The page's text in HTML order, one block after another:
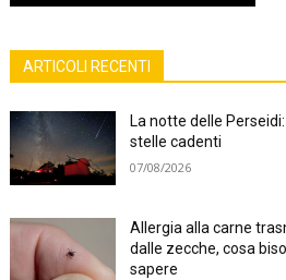
ARTICOLI RECENTI
La notte delle
stelle cadenti
07/08/2026
Allergia alla carne
dalle zecche, cosa
sapere